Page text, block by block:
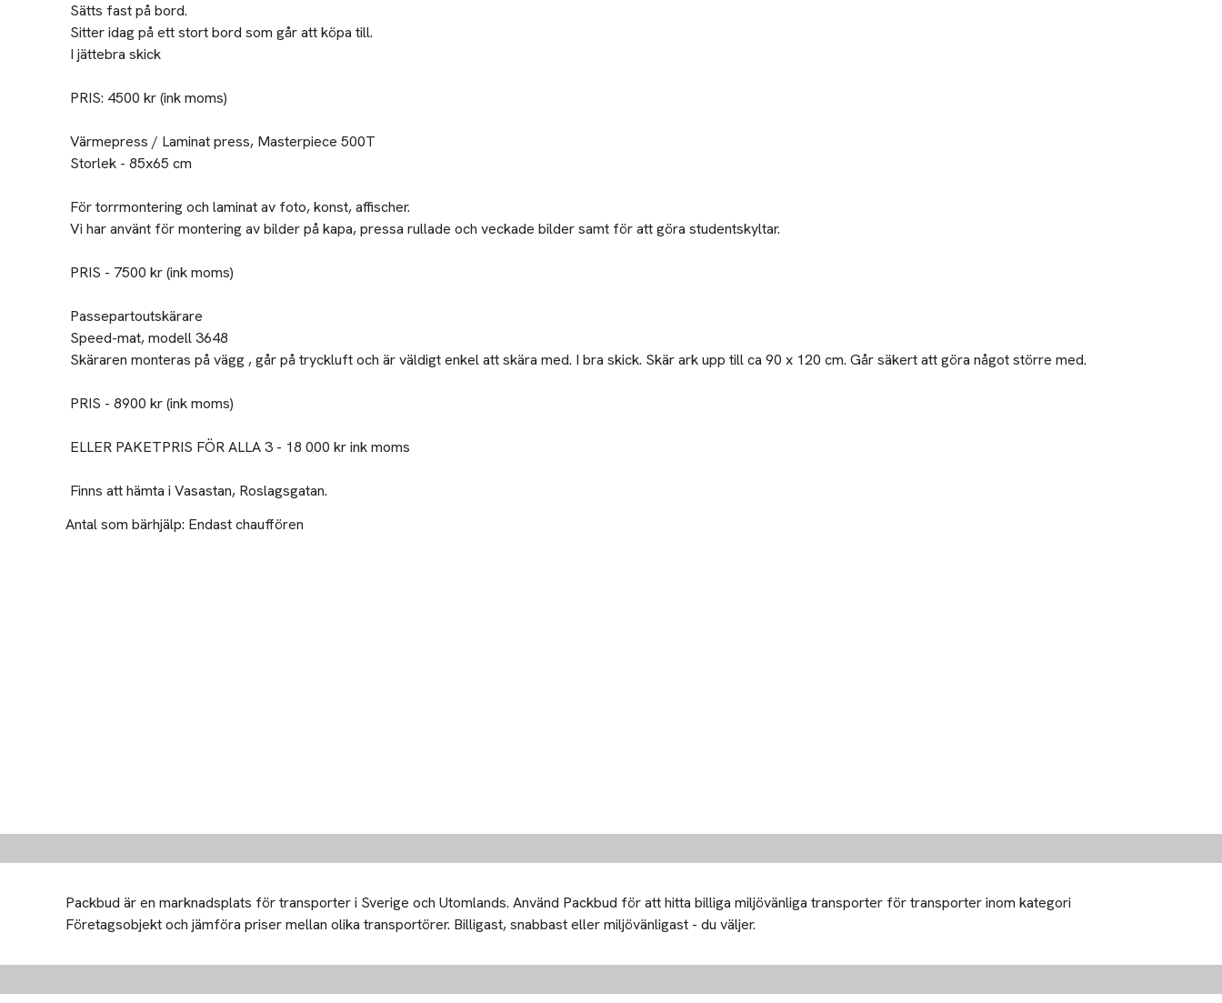
Sätts fast på bord.
Sitter idag på ett stort bord som går att köpa till.
I jättebra skick
PRIS: 4500 kr (ink moms)
Värmepress / Laminat press, Masterpiece 500T
Storlek - 85x65 cm
För torrmontering och laminat av foto, konst, affischer.
Vi har använt för montering av bilder på kapa, pressa rullade och veckade bilder samt för att göra studentskyltar.
PRIS - 7500 kr (ink moms)
Passepartoutskärare
Speed-mat, modell 3648
Skäraren monteras på vägg , går på tryckluft och är väldigt enkel att skära med. I bra skick. Skär ark upp till ca 90 x 120 cm. Går säkert att göra något större med.
PRIS - 8900 kr (ink moms)
ELLER PAKETPRIS FÖR ALLA 3 - 18 000 kr ink moms
Finns att hämta i Vasastan, Roslagsgatan.
Antal som bärhjälp: Endast chauffören
Packbud är en marknadsplats för transporter i Sverige och Utomlands. Använd Packbud för att hitta billiga miljövänliga transporter för transporter inom kategori
Företagsobjekt och jämföra priser mellan olika transportörer. Billigast, snabbast eller miljövänligast - du väljer.